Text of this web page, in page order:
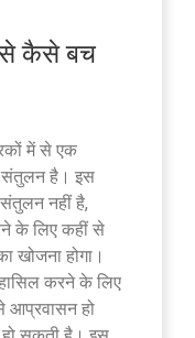
से कैसे बच
में से एक
संतुलन है। इस
संतुलन नहीं है,
के लिए कहीं से
खोजना होगा।
करने के लिए
आप्रवासन हो